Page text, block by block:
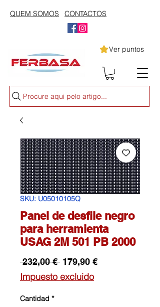
QUEM SOMOS CONTACTOS
Ver puntos
Procure aqui pelo artigo...
SKU: U05010105Q
Panel de desfile negro
para herramienta
USAG 2M 501 PB 2000
232,00 € Precio
179,90 €Precio
Impuesto excluido
Cantidad *